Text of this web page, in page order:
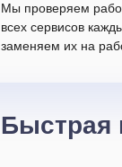
Мы проверяем
всех сервисов
заменяем их на
Быстрая